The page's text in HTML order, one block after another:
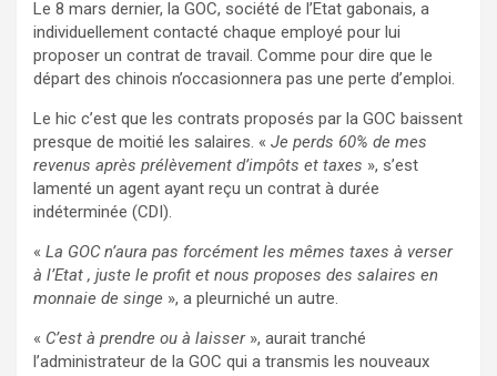
Le 8 mars dernier, la GOC, société de l’Etat gabonais, a
individuellement contacté chaque employé pour lui
proposer un contrat de travail. Comme pour dire que le
départ des chinois n’occasionnera pas une perte d’emploi.
Le hic c’est que les contrats proposés par la GOC baissent
presque de moitié les salaires. « Je perds 60% de mes
revenus après prélèvement d’impôts et taxes », s’est
lamenté un agent ayant reçu un contrat à durée
indéterminée (CDI).
« La GOC n’aura pas forcément les mêmes taxes à verser
à l’Etat , juste le profit et nous proposes des salaires en
monnaie de singe », a pleurniché un autre.
« C’est à prendre ou à laisser», aurait tranché
l’administrateur de la GOC qui a transmis les nouveaux